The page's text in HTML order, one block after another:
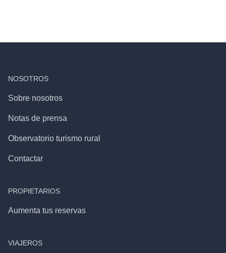
NOSOTROS
Sobre nosotros
Notas de prensa
Observatorio turismo rural
Contactar
PROPIETARIOS
Aumenta tus reservas
VIAJEROS